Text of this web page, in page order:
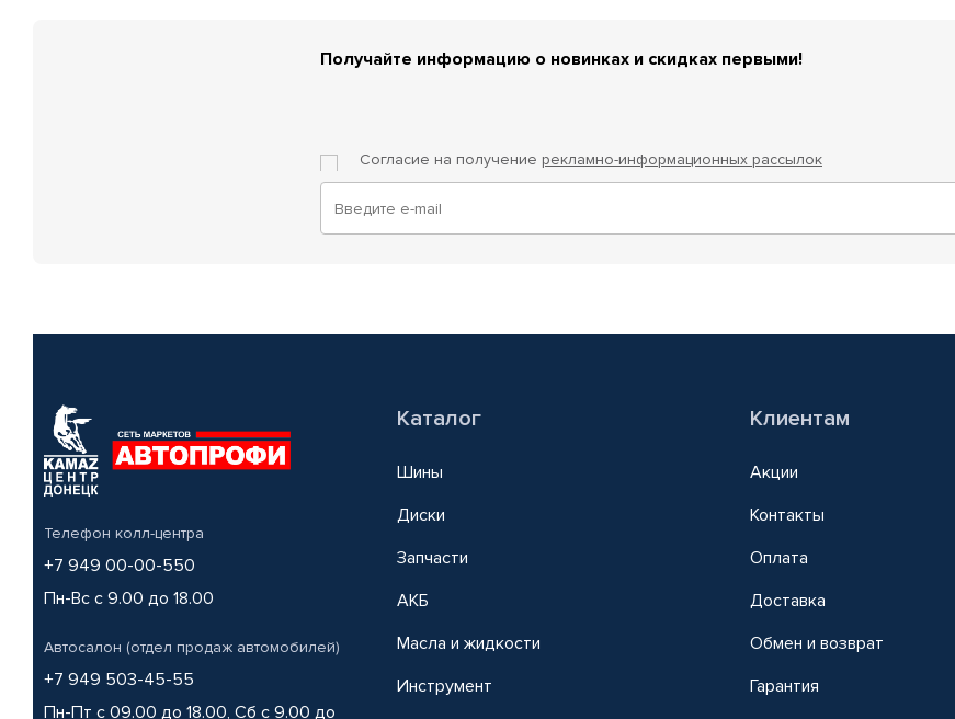
Получайте информацию о новинках и скидках первыми!
Согласие на получение рекламно-информационных рассылок
Телефон колл-центра
+7 949 00-00-550
Пн-Вс с 9.00 до 18.00
Автосалон (отдел продаж автомобилей)
+7 949 503-45-55
Пн-Пт с 09.00 до 18.00, Сб с 9.00 до
Каталог
Шины
Диски
Запчасти
АКБ
Масла и жидкости
Инструмент
Клиентам
Акции
Контакты
Оплата
Доставка
Обмен и возврат
Гарантия